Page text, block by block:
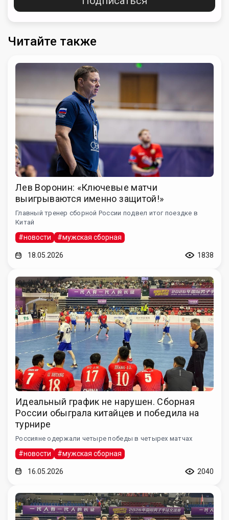
Читайте также
Лев Воронин: «Ключевые матчи
выигрываются именно защитой!»
Главный тренер сборной России подвел итог поездке в
Китай
#новости #мужская сборная
18.05.2026 1838
Идеальный график не нарушен. Сборная
России обыграла китайцев и победила на
турнире
Россияне одержали четыре победы в четырех матчах
#новости #мужская сборная
16.05.2026 2040